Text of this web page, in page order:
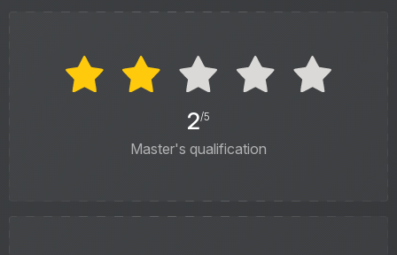
2/5
Master's qualification